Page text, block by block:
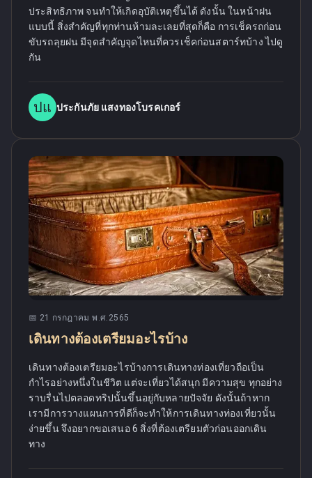
ประสิทธิภาพ จนทำให้เกิดอุบัติเหตุขึ้นได้ ดังนั้น ในหน้าฝน
แบบนี้ สิ่งสำคัญที่ทุกท่านห้ามละเลยที่สุดก็คือ การเช็ครถก่อน
ขับรถลุยฝน มีจุดสำคัญจุดไหนที่ควรเช็คก่อนสตาร์ทบ้าง ไปดู
กัน
ปแ ประกันภัย แสงทองโบรคเกอร์
📅 21 กรกฎาคม พ.ศ.2565
เดินทางต้องเตรียมอะไรบ้าง
เดินทางต้องเตรียมอะไรบ้างการเดินทางท่องเที่ยวถือเป็น
กำไรอย่างหนึ่งในชีวิต แต่จะเที่ยวได้สนุก มีความสุข ทุกอย่าง
ราบรื่นไปตลอดทริปนั้นขึ้นอยู่กับหลายปัจจัย ดังนั้นถ้าหาก
เรามีการวางแผนการที่ดีก็จะทำให้การเดินทางท่องเที่ยวนั้น
ง่ายขึ้น จึงอยากขอเสนอ 6 สิ่งที่ต้องเตรียมตัวก่อนออกเดิน
ทาง